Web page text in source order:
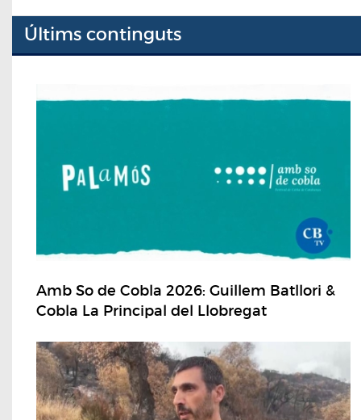
Últims continguts
Amb So de Cobla 2026: Guillem Batllori &
Cobla La Principal del Llobregat